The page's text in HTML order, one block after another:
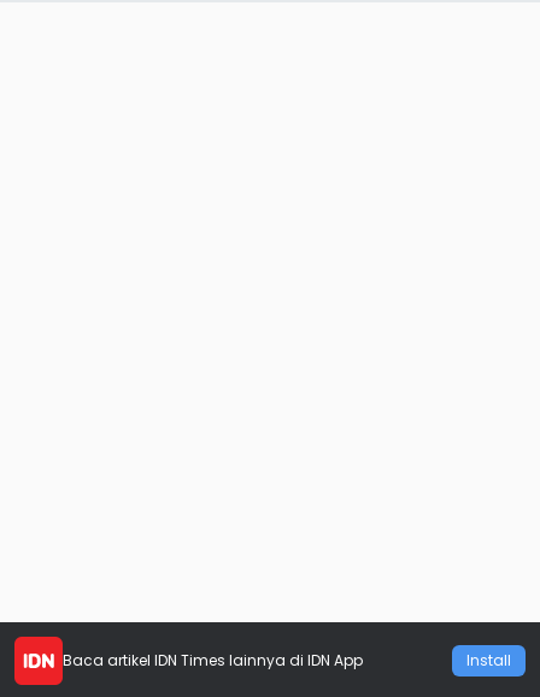
Baca artikel IDN Times lainnya di IDN App Install